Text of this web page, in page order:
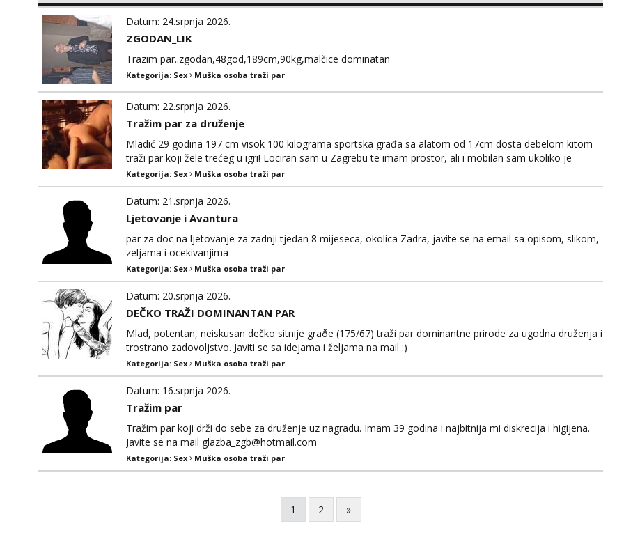
Datum: 24.srpnja 2026.
ZGODAN_LIK
Trazim par..zgodan,48god,189cm,90kg,malčice dominatan
Kategorija: Sex Muška osoba traži par
Datum: 22.srpnja 2026.
Tražim par za druženje
Mladić 29 godina 197 cm visok 100 kilograma sportska građa sa alatom od 17cm dosta debelom kitom
traži par koji žele trećeg u igri! Lociran sam u Zagrebu te imam prostor, ali i mobilan sam ukoliko je
potrebno! Tražim par od 18 do 65 godina koji želi žačiniti svoje odnose! Spreman sam ispuniti svaku vašu
želju i ideju, perverziju ili fetiš koji imate, sve što poželite možemo raditi na naše...
Kategorija: Sex Muška osoba traži par
Datum: 21.srpnja 2026.
Ljetovanje i Avantura
par za doc na ljetovanje za zadnji tjedan 8 mijeseca, okolica Zadra, javite se na email sa opisom, slikom,
zeljama i ocekivanjima
Kategorija: Sex Muška osoba traži par
Datum: 20.srpnja 2026.
DEČKO TRAŽI DOMINANTAN PAR
Mlad, potentan, neiskusan dečko sitnije graðe (175/67) traži par dominantne prirode za ugodna druženja i
trostrano zadovoljstvo. Javiti se sa idejama i željama na mail :)
Kategorija: Sex Muška osoba traži par
Datum: 16.srpnja 2026.
Tražim par
Tražim par koji drži do sebe za druženje uz nagradu. Imam 39 godina i najbitnija mi diskrecija i higijena.
Javite se na mail glazba_zgb@hotmail.com
Kategorija: Sex Muška osoba traži par
1 2 »